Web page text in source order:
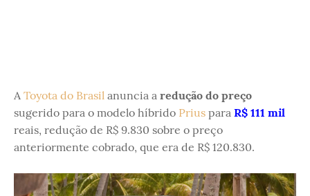
A Toyota do Brasil anuncia a redução do preço
sugerido para o modelo híbrido Prius para R$ 111 mil
reais, redução de R$ 9.830 sobre o preço
anteriormente cobrado, que era de R$ 120.830.